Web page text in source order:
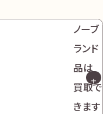
ノーブ
ランド
品は
買取で
きます